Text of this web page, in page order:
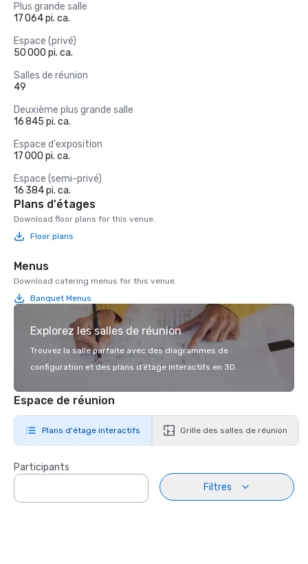
Plus grande salle
17 064 pi. ca.
Espace (privé)
50 000 pi. ca.
Salles de réunion
49
Deuxième plus grande salle
16 845 pi. ca.
Espace d'exposition
17 000 pi. ca.
Espace (semi-privé)
16 384 pi. ca.
Plans d'étages
Download floor plans for this venue.
Floor plans
Menus
Download catering menus for this venue.
Banquet Menus
Explorez les salles de réunion
Trouvez la salle parfaite avec des diagrammes de
configuration et des plans d’étage interactifs en 3D.
Espace de réunion
Plans d'étage interactifs Grille des salles de réunion
Participants
Filtres